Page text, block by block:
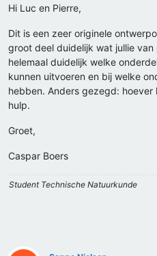
Hi Luc en Pierre,
Dit is een zeer originele
groot deel duidelijk wat jullie
helemaal duidelijk welke
kunnen uitvoeren en bij welke
hebben. Anders gezegd: hoever
hulp.
Groet,
Caspar Boers
Student Technische Natuurkunde